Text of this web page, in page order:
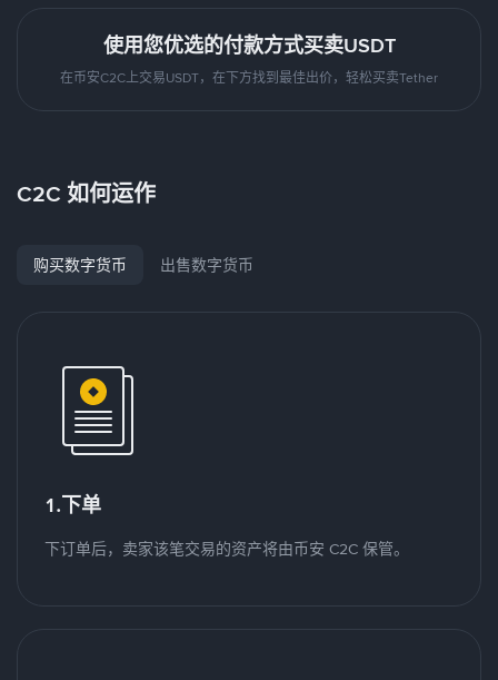
使用您优选的付款方式买卖USDT
在币安C2C上交易USDT，在下方找到最佳出价，轻松买卖Tether
C2C 如何运作
购买数字货币 出售数字货币
1.下单
下订单后，卖家该笔交易的资产将由币安 C2C 保管。